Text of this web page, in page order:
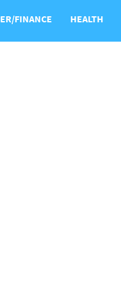
FINANCE HEALTH